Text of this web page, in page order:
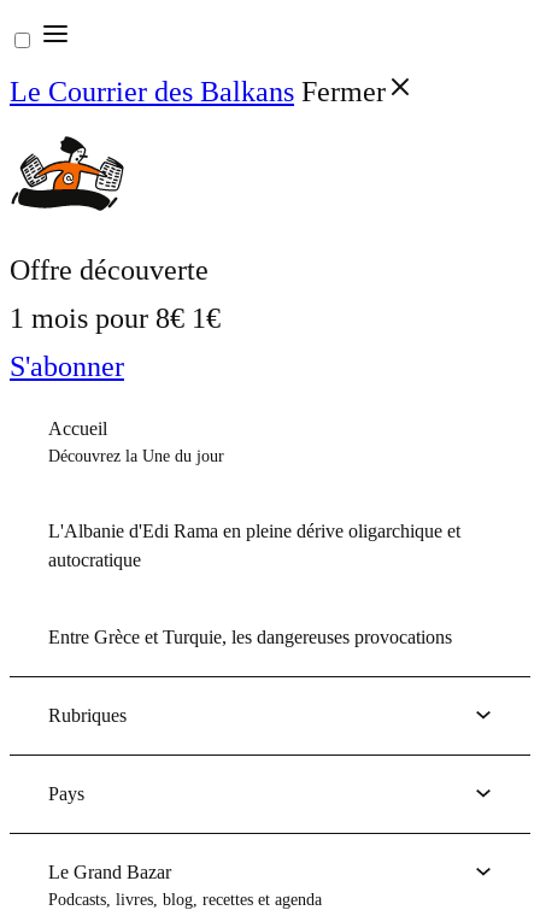
Aller
au
contenu
Le Courrier des Balkans Fermer
Offre découverte
1 mois pour 8€ 1€
S'abonner
Accueil
Découvrez la Une du jour
L'Albanie d'Edi Rama en pleine dérive oligarchique et
autocratique
Entre Grèce et Turquie, les dangereuses provocations
Rubriques
Pays
Le Grand Bazar
Podcasts, livres, blog, recettes et agenda